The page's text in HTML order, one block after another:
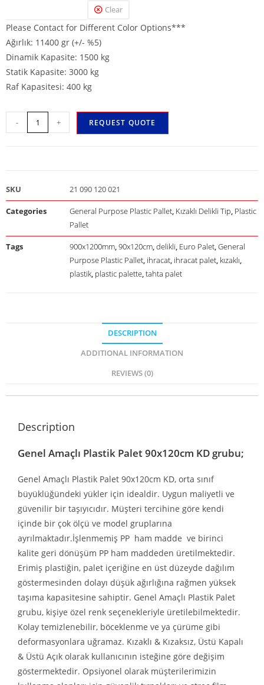
Clear
Please Contact for Different Color Options***
Ağırlık: 11400 gr (+/- %5)
Dinamik Kapasite: 1500 kg
Statik Kapasite: 3000 kg
Raf Kapasitesi: 400 kg
- + REQUEST QUOTE
SKU 21 090 120 021
Categories General Purpose Plastic Pallet, Kızaklı Delikli Tip, Plastic
Pallet
Tags 900x1200mm,90x120cm,delikli, Euro Palet,General
Purpose Plastic Pallet, ihracat, ihracat palet, kızaklı,
plastik, plastic palette,tahta palet
DESCRIPTION
ADDITIONAL INFORMATION
REVIEWS (0)
Description
Genel Amaçlı Plastik Palet 90x120cm KD grubu;
Genel Amaçlı Plastik Palet 90x120cm KD, orta sınıf
büyüklüğündeki yükler için idealdir. Uygun maliyetli ve
güvenilir bir taşıyıcıdır. Müşteri tercihine göre kendi
içinde bir çok ölçü ve model gruplarına
ayrılmaktadır.İşlenmemiş PP ham madde ve birinci
kalite geri dönüşüm PP ham maddeden üretilmektedir.
Erimiş plastiğin, palet içeriğine en üst düzeyde dağılım
göstermesinden dolayı düşük ağırlığına rağmen yüksek
taşıma kapasitesine sahiptir. Genel Amaçlı Plastik Palet
grubu, kişiye özel renk seçenekleriyle üretilebilmektedir.
Kolay temizlenebilir, böceklenme ve ya çürüme gibi
deformasyonlara uğramaz. Kızaklı & Kızaksız, Üstü Kapalı
& Üstü Açık olarak kullanıcının isteğine göre değişim
göstermektedir. Opsiyonel olarak müşterilerimizin